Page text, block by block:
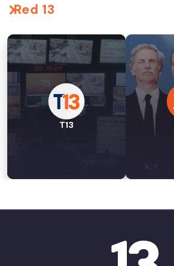
Red 13
T13